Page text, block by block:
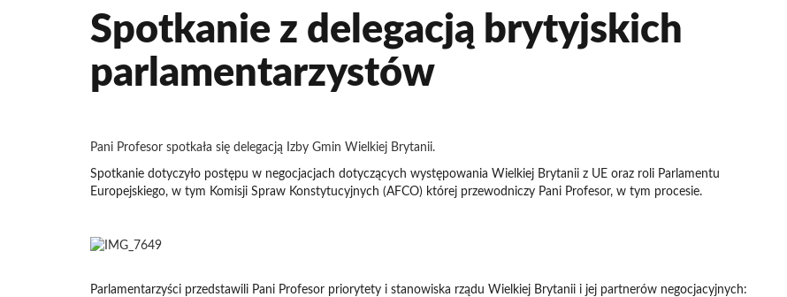
Spotkanie z delegacją brytyjskich
parlamentarzystów
Pani Profesor spotkała się delegacją Izby Gmin Wielkiej Brytanii.
Spotkanie dotyczyło postępu w negocjacjach dotyczących występowania Wielkiej Brytanii z UE oraz roli Parlamentu
Europejskiego, w tym Komisji Spraw Konstytucyjnych (AFCO) której przewodniczy Pani Profesor, w tym procesie.
Parlamentarzyści przedstawili Pani Profesor priorytety i stanowiska rządu Wielkiej Brytanii i jej partnerów negocjacyjnych: